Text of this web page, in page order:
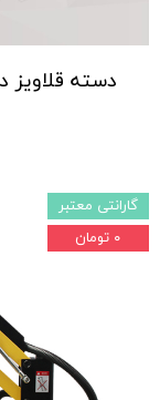
گارانتی معتبر
۰ تومان